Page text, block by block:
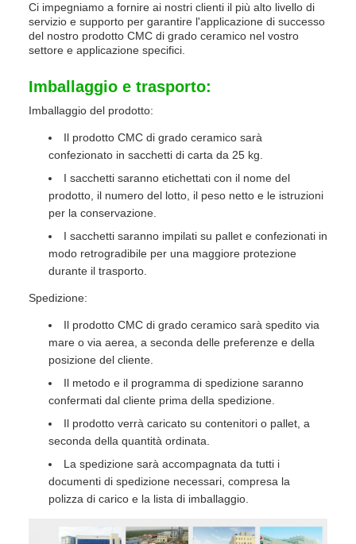
Ci impegniamo a fornire ai nostri clienti il più alto livello di
servizio e supporto per garantire l'applicazione di successo
del nostro prodotto CMC di grado ceramico nel vostro
settore e applicazione specifici.
Imballaggio e trasporto:
Imballaggio del prodotto:
Il prodotto CMC di grado ceramico sarà
confezionato in sacchetti di carta da 25 kg.
I sacchetti saranno etichettati con il nome del
prodotto, il numero del lotto, il peso netto e le istruzioni
per la conservazione.
I sacchetti saranno impilati su pallet e confezionati in
modo retrogradibile per una maggiore protezione
durante il trasporto.
Spedizione:
Il prodotto CMC di grado ceramico sarà spedito via
mare o via aerea, a seconda delle preferenze e della
posizione del cliente.
Il metodo e il programma di spedizione saranno
confermati dal cliente prima della spedizione.
Il prodotto verrà caricato su contenitori o pallet, a
seconda della quantità ordinata.
La spedizione sarà accompagnata da tutti i
documenti di spedizione necessari, compresa la
polizza di carico e la lista di imballaggio.